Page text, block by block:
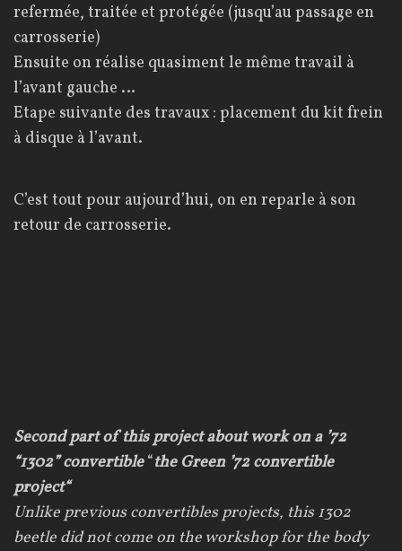
refermée, traitée et protégée (jusqu’au passage en
carrosserie)
Ensuite on réalise quasiment le même travail à
l’avant gauche …
Etape suivante des travaux : placement du kit frein
à disque à l’avant.
C’est tout pour aujourd’hui, on en reparle à son
retour de carrosserie.
Second part of thisproject aboutwork on a’72
“1302” convertible“the Green ’72 convertible
project“
Unlike previous convertibles projects, this 1302
beetle did not come on the workshop for the body